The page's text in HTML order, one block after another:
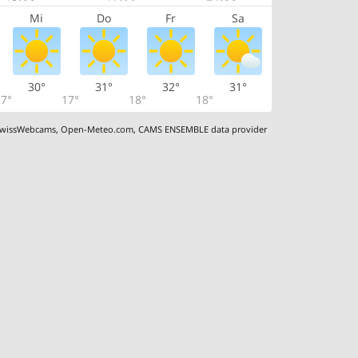
Mi Do Fr Sa
30°
17°
31°
18°
32°
18°
31°
,Open-Meteo.com,CAMS ENSEMBLE data provider